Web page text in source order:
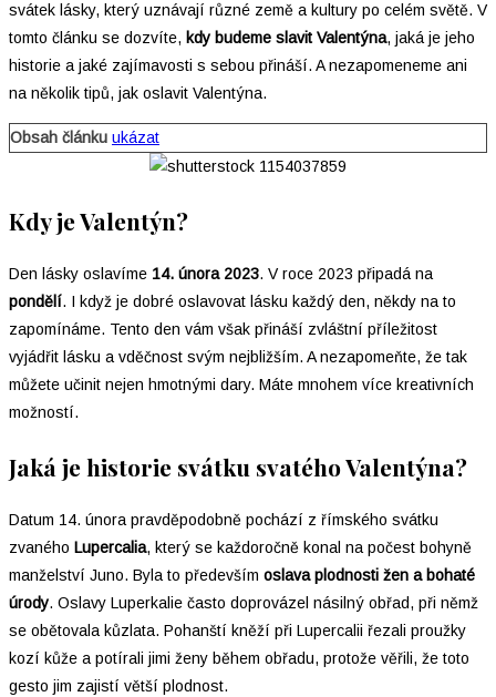
svátek lásky, který uznávají různé země a kultury po celém světě. V
tomto článku se dozvíte, kdy budeme slavit Valentýna, jaká je jeho
historie a jaké zajímavosti s sebou přináší. A nezapomeneme ani
na několik tipů, jak oslavit Valentýna.
Obsah článku ukázat
Kdy je Valentýn?
Den lásky oslavíme 14. února 2023. V roce 2023 připadá na
pondělí. I když je dobré oslavovat lásku každý den, někdy na to
zapomínáme. Tento den vám však přináší zvláštní příležitost
vyjádřit lásku a vděčnost svým nejbližším. A nezapomeňte, že tak
můžete učinit nejen hmotnými dary. Máte mnohem více kreativních
možností.
Jaká je historie svátku svatého Valentýna?
Datum 14. února pravděpodobně pochází z římského svátku
zvaného Lupercalia, který se každoročně konal na počest bohyně
manželství Juno. Byla to především oslava plodnosti žen a bohaté
úrody. Oslavy Luperkalie často doprovázel násilný obřad, při němž
se obětovala kůzlata. Pohanští kněží při Lupercalii řezali proužky
kozí kůže a potírali jimi ženy během obřadu, protože věřili, že toto
gesto jim zajistí větší plodnost.